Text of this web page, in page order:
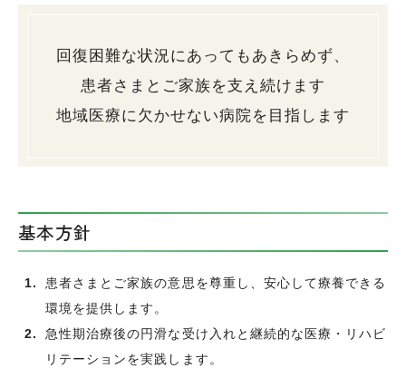
回復困難な状況にあってもあきらめず、
患者さまとご家族を支え続けます
地域医療に欠かせない病院を目指します
基本方針
患者さまとご家族の意思を尊重し、安心して療養できる
環境を提供します。
急性期治療後の円滑な受け入れと継続的な医療・リハビ
リテーションを実践します。